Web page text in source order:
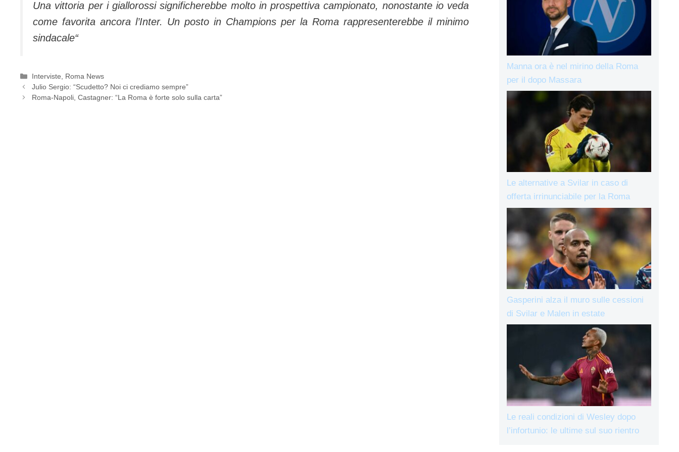
Una vittoria per i giallorossi significherebbe molto in prospettiva campionato, nonostante io veda
come favorita ancora l’Inter. Un posto in Champions per la Roma rappresenterebbe il minimo
sindacale“
Categorie
Interviste, Roma News
Julio Sergio: “Scudetto? Noi ci crediamo sempre”
Roma-Napoli, Castagner: “La Roma è forte solo sulla carta”
Manna ora è nel mirino della Roma
per il dopo Massara
Le alternative a Svilar in caso di
offerta irrinunciabile per la Roma
Gasperini alza il muro sulle cessioni
di Svilar e Malen in estate
Le reali condizioni di Wesley dopo
l’infortunio: le ultime sul suo rientro